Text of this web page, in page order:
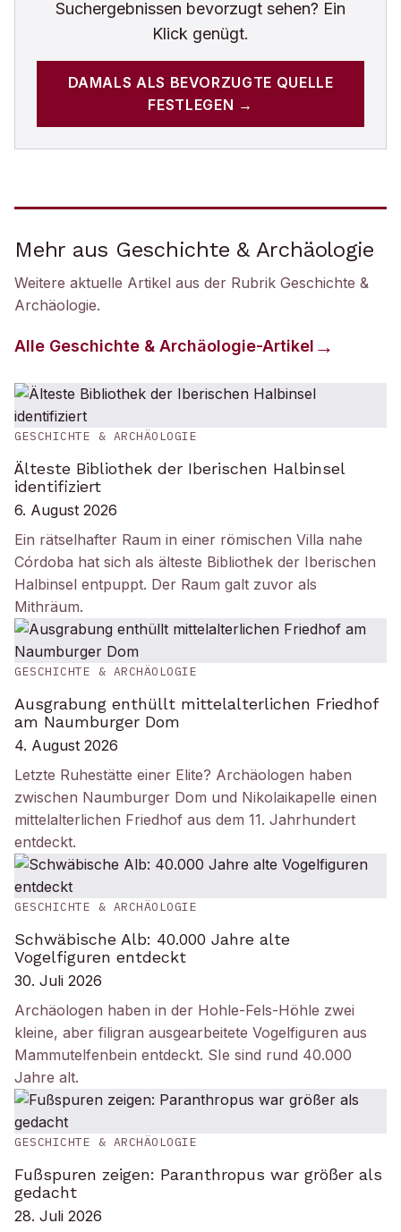
Suchergebnissen bevorzugt sehen? Ein
Klick genügt.
DAMALS ALS BEVORZUGTE QUELLE
FESTLEGEN →
Mehr aus Geschichte & Archäologie
Weitere aktuelle Artikel aus der Rubrik Geschichte &
Archäologie.
Alle Geschichte & Archäologie-Artikel
GESCHICHTE & ARCHÄOLOGIE
Älteste Bibliothek der Iberischen Halbinsel
identifiziert
6. August 2026
Ein rätselhafter Raum in einer römischen Villa nahe
Córdoba hat sich als älteste Bibliothek der Iberischen
Halbinsel entpuppt. Der Raum galt zuvor als
Mithräum.
GESCHICHTE & ARCHÄOLOGIE
Ausgrabung enthüllt mittelalterlichen Friedhof
am Naumburger Dom
4. August 2026
Letzte Ruhestätte einer Elite? Archäologen haben
zwischen Naumburger Dom und Nikolaikapelle einen
mittelalterlichen Friedhof aus dem 11. Jahrhundert
entdeckt.
GESCHICHTE & ARCHÄOLOGIE
Schwäbische Alb: 40.000 Jahre alte
Vogelfiguren entdeckt
30. Juli 2026
Archäologen haben in der Hohle-Fels-Höhle zwei
kleine, aber filigran ausgearbeitete Vogelfiguren aus
Mammutelfenbein entdeckt. SIe sind rund 40.000
Jahre alt.
GESCHICHTE & ARCHÄOLOGIE
Fußspuren zeigen: Paranthropus war größer als
gedacht
28. Juli 2026